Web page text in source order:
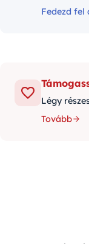
Fedezd fel
Légy
Tovább